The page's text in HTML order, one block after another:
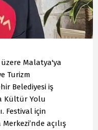
Malatya'ya
Turizm
Belediyesi iş
Kültür Yolu
Festival için
açılış